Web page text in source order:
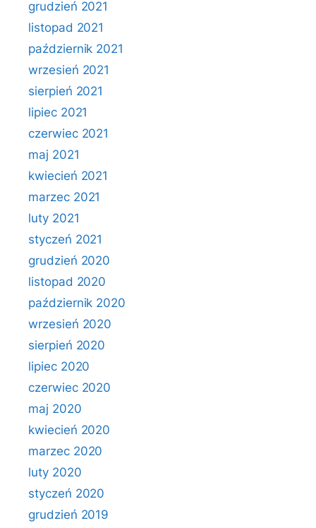
grudzień 2021
listopad 2021
październik 2021
wrzesień 2021
sierpień 2021
lipiec 2021
czerwiec 2021
maj 2021
kwiecień 2021
marzec 2021
luty 2021
styczeń 2021
grudzień 2020
listopad 2020
październik 2020
wrzesień 2020
sierpień 2020
lipiec 2020
czerwiec 2020
maj 2020
kwiecień 2020
marzec 2020
luty 2020
styczeń 2020
grudzień 2019